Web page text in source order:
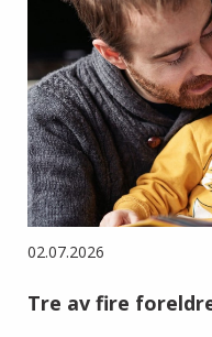
02.07.2026
Tre av fire